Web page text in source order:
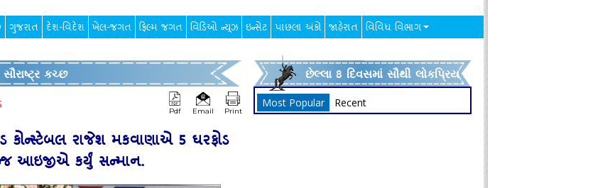
ગુજરાત દેશ-વિદેશ ખેલ-જગત ફિલ્મ જગત વિડિઓ ન્યૂઝ ઇન્સેટ પાછલા અંકો જાહેરાત વિવિધ વિભાગ
સૌરાષ્ટ્ર કચ્છ
Pdf Email Print
રાજેશ મકવાણાએ 5 ઘરફોડ
આઇજીએ કર્યું સન્માન.
છેલ્લા 8 દિવસમાં સૌથી લોકપ્રિય
Most Popular Recent